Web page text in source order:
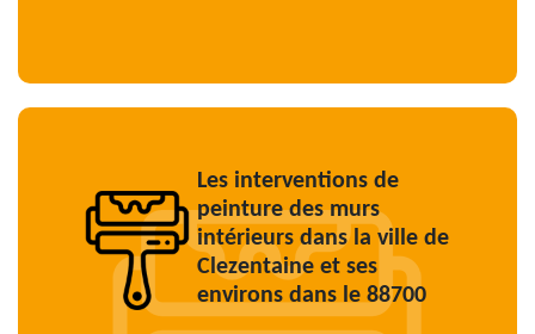
Les interventions de
peinture des murs
intérieurs dans la ville de
Clezentaine et ses
environs dans le 88700